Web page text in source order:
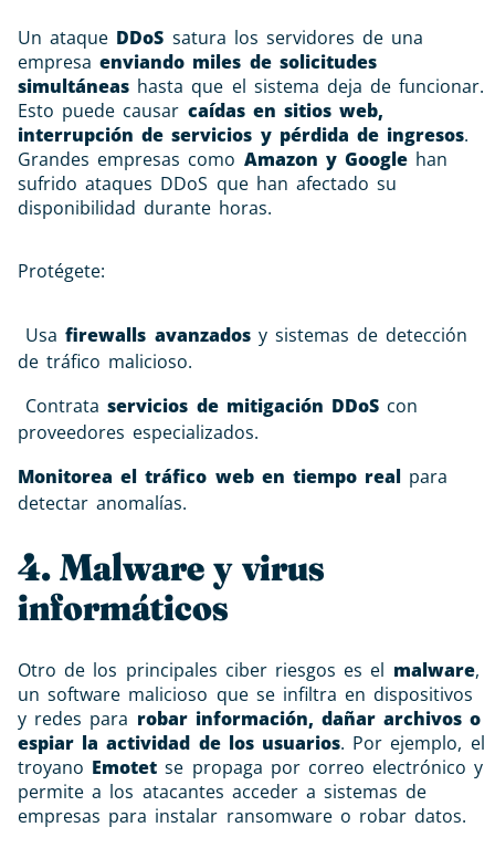
Un ataque DDoS satura los servidores de una
empresaenviando miles de solicitudes
simultáneas hasta que el sistema deja de funcionar.
Esto puede causar caídas en sitios web,
interrupción de servicios y pérdida de ingresos.
Grandes empresas como Amazon y Google han
sufrido ataques DDoS que han afectado su
disponibilidad durante horas.
Protégete:
Usafirewalls avanzadosy sistemas de detección
de tráfico malicioso.
Contrataservicios de mitigación DDoS con
proveedores especializados.
Monitorea el tráfico web en tiempo real para
detectar anomalías.
4. Malware y virus
informáticos
Otro de los principales ciber riesgos es el malware,
un software malicioso que se infiltra en dispositivos
y redes para robar información, dañar archivos o
espiar la actividad de los usuarios. Por ejemplo, el
troyano Emotet se propaga por correo electrónico y
permite a los atacantes acceder a sistemas de
empresas para instalar ransomware o robar datos.